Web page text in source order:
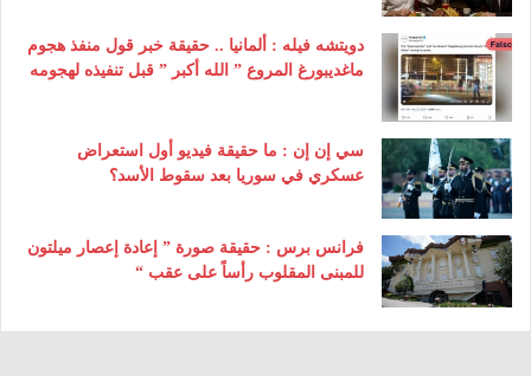
دويتشه فيله : ألمانيا .. حقيقة خبر قول منفذ هجوم
ماغديبورغ المروع ” الله أكبر ” قبل تنفيذه لهجومه
سي إن إن : ما حقيقة فيديو أول استعراض
عسكري في سوريا بعد سقوط الأسد؟
فرانس برس : حقيقة صورة ” إعادة إعصار ميلتون
للمبنى المقلوب رأساً على عقب “